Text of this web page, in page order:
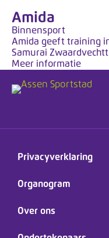
Amida
Binnensport
Amida geeft training
Samurai
Meer informatie
Privacyverklaring
Organogram
Over ons